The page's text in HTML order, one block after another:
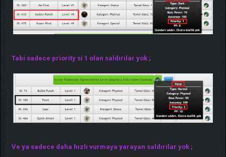
Tabi sadece priority si 1 olan saldırılar yok ;
Ve ya sadece daha hızlı vurmaya yarayan saldırılar yok ;